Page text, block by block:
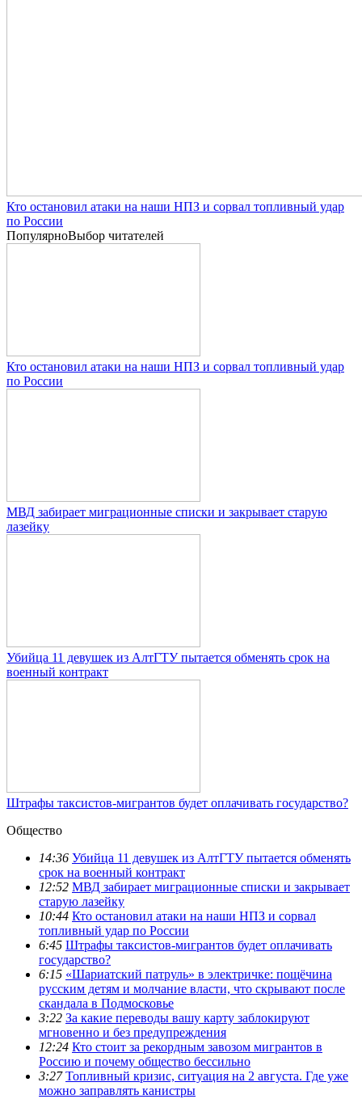
Кто остановил атаки на наши НПЗ и сорвал топливный удар
по России
ПопулярноВыбор читателей
Кто остановил атаки на наши НПЗ и сорвал топливный удар
по России
МВД забирает миграционные списки и закрывает старую
лазейку
Убийца 11 девушек из АлтГТУ пытается обменять срок на
военный контракт
Штрафы таксистов-мигрантов будет оплачивать государство?
Общество
14:36 Убийца 11 девушек из АлтГТУ пытается обменять
срок на военный контракт
12:52 МВД забирает миграционные списки и закрывает
старую лазейку
10:44 Кто остановил атаки на наши НПЗ и сорвал
топливный удар по России
6:45 Штрафы таксистов-мигрантов будет оплачивать
государство?
6:15 «Шариатский патруль» в электричке: пощёчина
русским детям и молчание власти, что скрывают после
скандала в Подмосковье
3:22 За какие переводы вашу карту заблокируют
мгновенно и без предупреждения
12:24 Кто стоит за рекордным завозом мигрантов в
Россию и почему общество бессильно
3:27 Топливный кризис, ситуация на 2 августа. Где уже
можно заправлять канистры